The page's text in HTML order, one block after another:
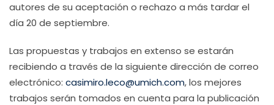
autores de su aceptación o rechazo a más tardar el
día 20 de septiembre.
Las propuestas y trabajos en extenso se estarán
recibiendo a través de la siguiente dirección de correo
electrónico: casimiro.leco@umich.com, los mejores
trabajos serán tomados en cuenta para la publicación